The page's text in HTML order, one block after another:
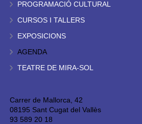
PROGRAMACIÓ CULTURAL
CURSOS I TALLERS
EXPOSICIONS
AGENDA
TEATRE DE MIRA-SOL
Carrer de Mallorca, 42
08195 Sant Cugat del Vallès
93 589 20 18